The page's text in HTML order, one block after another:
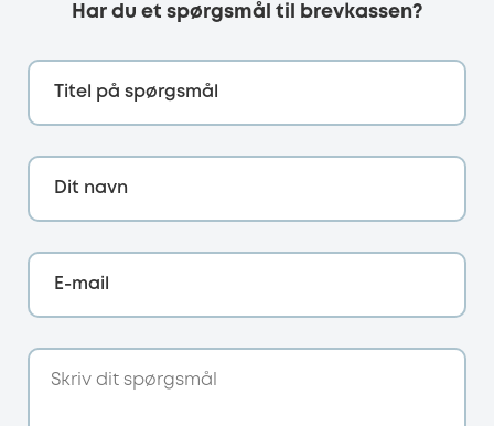
Har du et spørgsmål til brevkassen?
Titel på spørgsmål
Dit navn
E-mail